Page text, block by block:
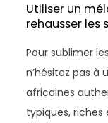
Utiliser un
rehausser les
Pour sublimer
n’hésitez pas à
africaines
typiques,